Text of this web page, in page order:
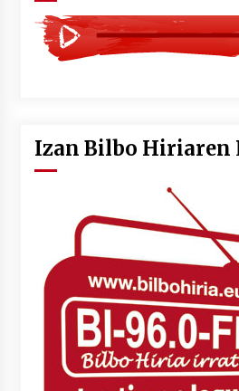
Izan Bilbo Hiriaren